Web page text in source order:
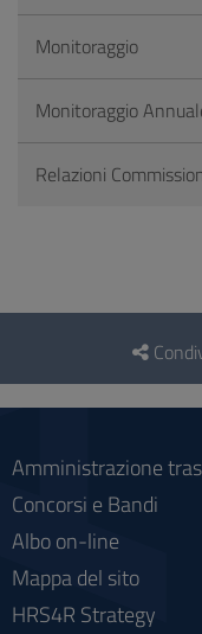
Monitoraggio
Monitoraggio
Relazioni
Questionario
social
Amministrazione
Concorsi e Bandi
Albo on-line
Mappa del sito
HRS4R Strategy